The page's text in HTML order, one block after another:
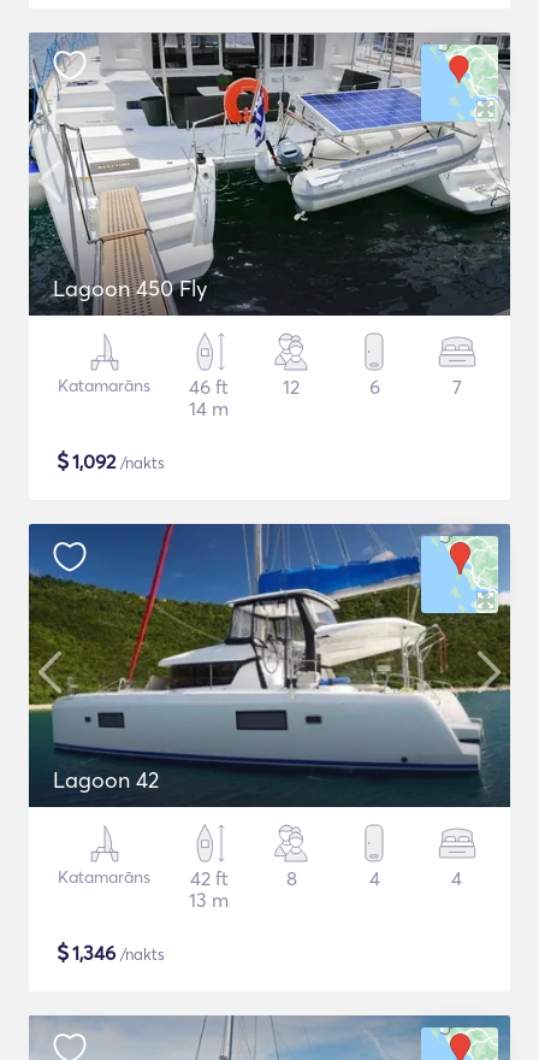
Lagoon 450 Fly
Katamarāns
46 ft
14 m
12 6 7
$1,092/nakts
Lagoon 42
Katamarāns
42 ft
13 m
8 4 4
$1,346 /nakts